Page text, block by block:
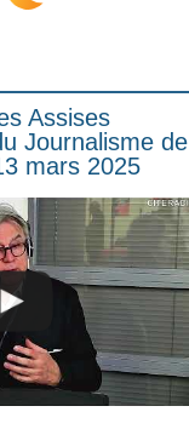
Assises
Journalisme de
mars 2025